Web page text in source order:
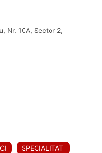
Nr. 10A, Sector 2,
SPECIALITATI